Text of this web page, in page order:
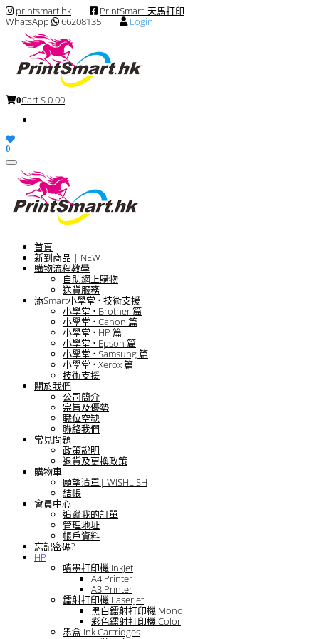
printsmart.hk
PrintSmart_天馬打印
WhatsApp
66208135 Login
0Cart$ 0.00
0
Toggle
navigation
首頁
新到商品 | NEW
購物流程教學
自助網上購物
送貨服務
添Smart小學堂 • 技術支援
小學堂 • Brother 篇
小學堂 • Canon 篇
小學堂 • HP 篇
小學堂 • Epson 篇
小學堂 • Samsung 篇
小學堂 • Xerox 篇
技術支援
關於我們
公司簡介
宗旨及優勢
職位空缺
聯絡我們
常見問題
政策說明
退貨及更換政策
購物車
願望清單| WISHLISH
結帳
會員中心
追蹤我的訂單
管理地址
帳戶資料
忘記密碼?
HP
噴墨打印機 InkJet
A4 Printer
A3 Printer
鐳射打印機 LaserJet
黑白鐳射打印機 Mono
彩色鐳射打印機 Color
墨盒 Ink Cartridges